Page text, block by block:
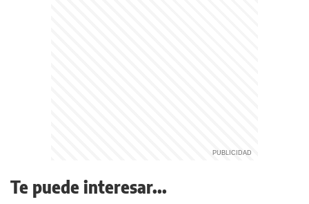
Te puede interesar...